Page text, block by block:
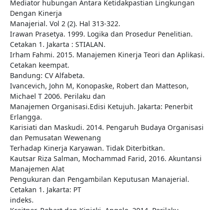
Mediator hubungan Antara Ketidakpastian Lingkungan
Dengan Kinerja
Manajerial. Vol 2 (2). Hal 313-322.
Irawan Prasetya. 1999. Logika dan Prosedur Penelitian.
Cetakan 1. Jakarta : STIALAN.
Irham Fahmi. 2015. Manajemen Kinerja Teori dan Aplikasi.
Cetakan keempat.
Bandung: CV Alfabeta.
Ivancevich, John M, Konopaske, Robert dan Matteson,
Michael T 2006. Perilaku dan
Manajemen Organisasi.Edisi Ketujuh. Jakarta: Penerbit
Erlangga.
Karisiati dan Maskudi. 2014. Pengaruh Budaya Organisasi
dan Pemusatan Wewenang
Terhadap Kinerja Karyawan. Tidak Diterbitkan.
Kautsar Riza Salman, Mochammad Farid, 2016. Akuntansi
Manajemen Alat
Pengukuran dan Pengambilan Keputusan Manajerial.
Cetakan 1. Jakarta: PT
indeks.